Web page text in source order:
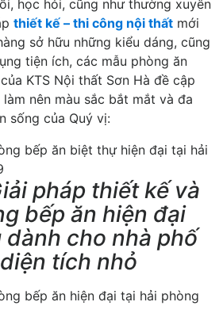
học hỏi, cũng như thường xuyên
thiết kế – thi công nội thất mới
sở hữu những kiểu dáng, cũng
tiện ích, các mẫu phòng ăn
KTS Nội thất Sơn Hà đề cập
nên màu sắc bắt mắt và đa
sống của Quý vị:
pháp thiết kế và
bếp ăn hiện đại
cho nhà phố
tích nhỏ